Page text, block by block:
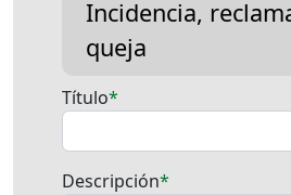
Incidencia,
queja
Título
Descripción